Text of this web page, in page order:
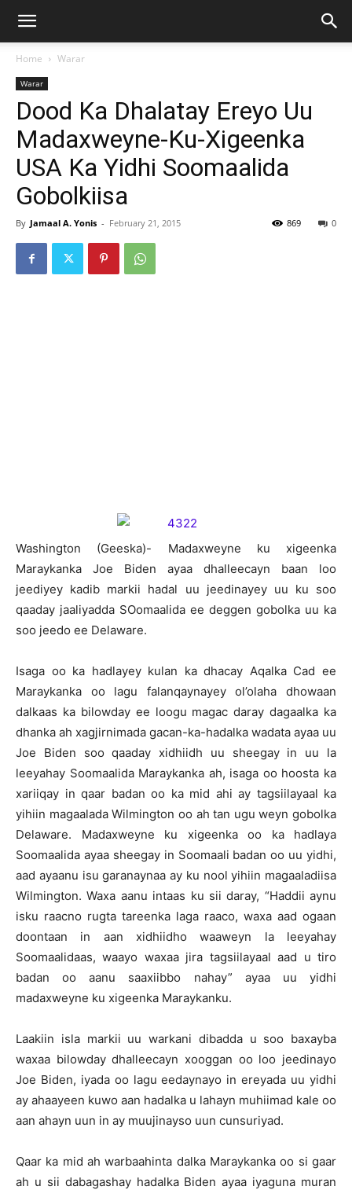
Home Warar
Warar
Dood Ka Dhalatay Ereyo Uu
Madaxweyne-Ku-Xigeenka
USA Ka Yidhi Soomaalida
Gobolkiisa
By Jamaal A. Yonis - February 21, 2015 0
869
Washington (Geeska)- Madaxweyne ku xigeenka
Maraykanka Joe Biden ayaa dhalleecayn baan loo
jeediyey kadib markii hadal uu jeedinayey uu ku soo
qaaday jaaliyadda SOomaalida ee deggen gobolka uu ka
soo jeedo ee Delaware.
Isaga oo ka hadlayey kulan ka dhacay Aqalka Cad ee
Maraykanka oo lagu falanqaynayey ol’olaha dhowaan
dalkaas ka bilowday ee loogu magac daray dagaalka ka
dhanka ah xagjirnimada gacan-ka-hadalka wadata ayaa uu
Joe Biden soo qaaday xidhiidh uu sheegay in uu la
leeyahay Soomaalida Maraykanka ah, isaga oo hoosta ka
xariiqay in qaar badan oo ka mid ahi ay tagsiilayaal ka
yihiin magaalada Wilmington oo ah tan ugu weyn gobolka
Delaware. Madaxweyne ku xigeenka oo ka hadlaya
Soomaalida ayaa sheegay in Soomaali badan oo uu yidhi,
aad ayaanu isu garanaynaa ay ku nool yihiin magaaladiisa
Wilmington. Waxa aanu intaas ku sii daray, “Haddii aynu
isku raacno rugta tareenka laga raaco, waxa aad ogaan
doontaan in aan xidhiidho waaweyn la leeyahay
Soomaalidaas, waayo waxaa jira tagsiilayaal aad u tiro
badan oo aanu saaxiibbo nahay” ayaa uu yidhi
madaxweyne ku xigeenka Maraykanku.
Laakiin isla markii uu warkani dibadda u soo baxayba
waxaa bilowday dhalleecayn xooggan oo loo jeedinayo
Joe Biden, iyada oo lagu eedaynayo in ereyada uu yidhi
ay ahaayeen kuwo aan hadalka u lahayn muhiimad kale oo
aan ahayn uun in ay muujinayso uun cunsuriyad.
Qaar ka mid ah warbaahinta dalka Maraykanka oo si gaar
ah u sii dabagashay hadalka Biden ayaa iyaguna muran